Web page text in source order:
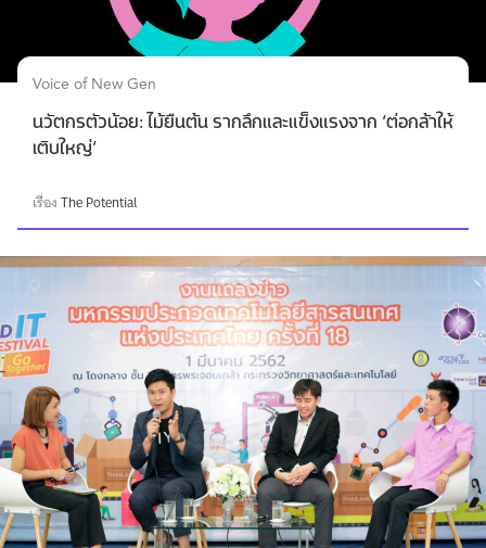
Voice of New Gen
นวัตกรตัวน้อย: ไม้ยืนต้น รากลึกและแข็งแรงจาก ‘ต่อกล้าให้
เติบใหญ่’
เรื่องThe Potential